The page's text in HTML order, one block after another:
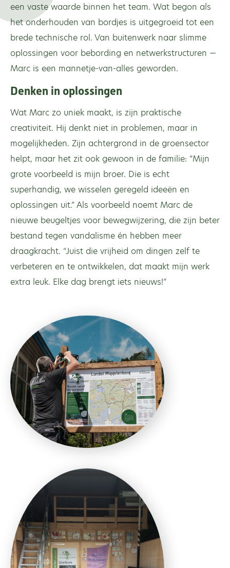
een vaste waarde binnen het team. Wat begon als
het onderhouden van bordjes is uitgegroeid tot een
brede technische rol. Van buitenwerk naar slimme
oplossingen voor bebording en netwerkstructuren —
Marc is een mannetje-van-alles geworden.
Denken in oplossingen
Wat Marc zo uniek maakt, is zijn praktische
creativiteit. Hij denkt niet in problemen, maar in
mogelijkheden. Zijn achtergrond in de groensector
helpt, maar het zit ook gewoon in de familie: “Mijn
grote voorbeeld is mijn broer. Die is echt
superhandig, we wisselen geregeld ideeën en
oplossingen uit.” Als voorbeeld noemt Marc de
nieuwe beugeltjes voor bewegwijzering, die zijn beter
bestand tegen vandalisme én hebben meer
draagkracht. “Juist die vrijheid om dingen zelf te
verbeteren en te ontwikkelen, dat maakt mijn werk
extra leuk. Elke dag brengt iets nieuws!”